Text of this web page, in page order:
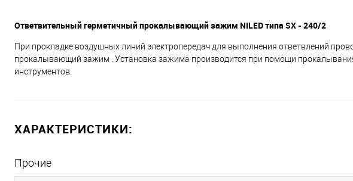
Ответвительный герметичный прокалывающий зажим NILED типа SX - 240/2
При прокладке воздушных линий электропередач для выполнения ответвлений
прокалывающий зажим . Установка зажима производится при помощи
инструментов.
ХАРАКТЕРИСТИКИ:
Прочие